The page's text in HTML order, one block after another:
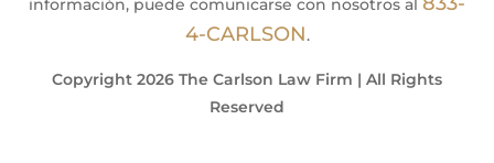
información, puede comunicarse con nosotros al
4-CARLSON.
Copyright 2026 The Carlson Law Firm | All Rights
Reserved